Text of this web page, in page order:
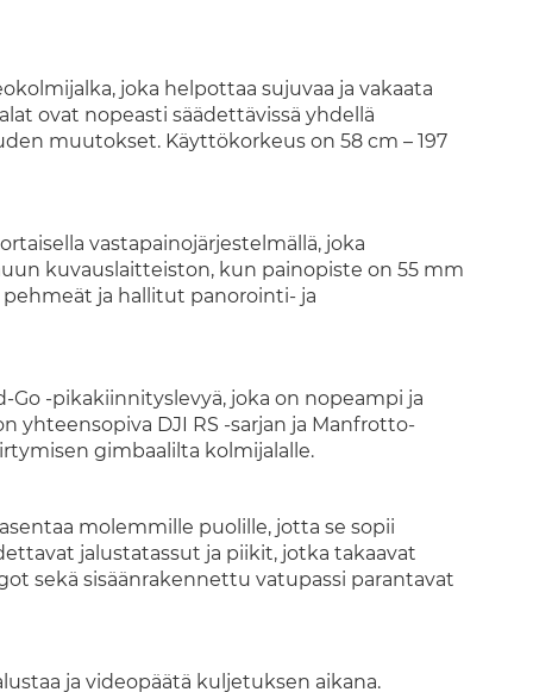
joka helpottaa sujuvaa ja vakaata
ovat nopeasti säädettävissä yhdellä
muutokset. Käyttökorkeus on 58 cm – 197
vastapainojärjestelmällä, joka
kuvauslaitteiston, kun painopiste on 55 mm
ja hallitut panorointi- ja
Go -pikakiinnityslevyä, joka on nopeampi ja
yhteensopiva DJI RS -sarjan ja Manfrotto-
gimbaalilta kolmijalalle.
molemmille puolille, jotta se sopii
jalustatassut ja piikit, jotka takaavat
sekä sisäänrakennettu vatupassi parantavat
ja videopäätä kuljetuksen aikana.